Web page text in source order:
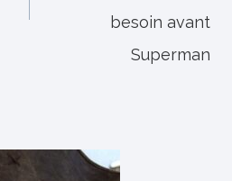
besoin avant
Superman